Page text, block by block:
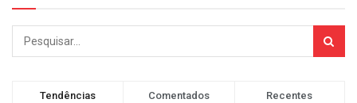
Tendências Comentados Recentes